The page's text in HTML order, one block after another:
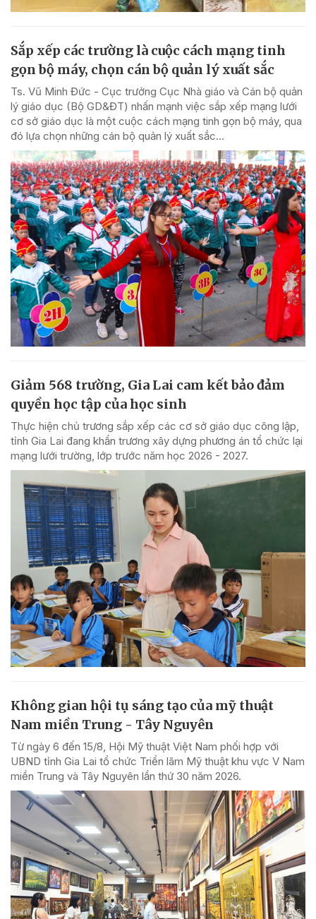
Sắp xếp các trường là cuộc cách mạng tinh
gọn bộ máy, chọn cán bộ quản lý xuất sắc
Ts. Vũ Minh Đức - Cục trưởng Cục Nhà giáo và Cán bộ quản
lý giáo dục (Bộ GD&ĐT) nhấn mạnh việc sắp xếp mạng lưới
cơ sở giáo dục là một cuộc cách mạng tinh gọn bộ máy, qua
đó lựa chọn những cán bộ quản lý xuất sắc...
Giảm 568 trường, Gia Lai cam kết bảo đảm
quyền học tập của học sinh
Thực hiện chủ trương sắp xếp các cơ sở giáo dục công lập,
tỉnh Gia Lai đang khẩn trương xây dựng phương án tổ chức lại
mạng lưới trường, lớp trước năm học 2026 - 2027.
Không gian hội tụ sáng tạo của mỹ thuật
Nam miền Trung - Tây Nguyên
Từ ngày 6 đến 15/8, Hội Mỹ thuật Việt Nam phối hợp với
UBND tỉnh Gia Lai tổ chức Triển lãm Mỹ thuật khu vực V Nam
miền Trung và Tây Nguyên lần thứ 30 năm 2026.